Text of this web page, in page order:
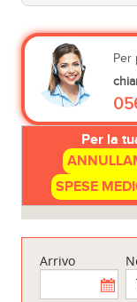
Per
Per la
SPESE
Arrivo